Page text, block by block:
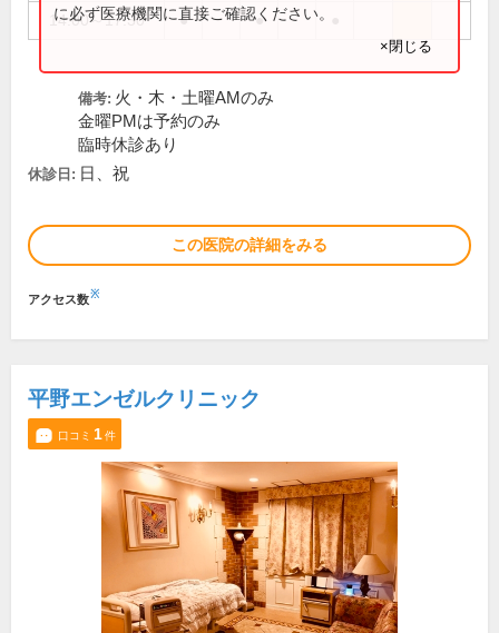
14:00～17:30 ● ●
に必ず医療機関に直接ご確認ください。
×閉じる
備考: 火・木・土曜AMのみ
金曜PMは予約のみ
臨時休診あり
休診日: 日、祝
この医院の詳細をみる
アクセス数※
平野エンゼルクリニック
口コミ 1件